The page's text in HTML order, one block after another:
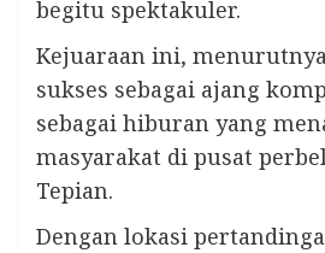
begitu spektakuler.
Kejuaraan ini,
sukses sebagai ajang
sebagai hiburan yang
masyarakat di pusat
Tepian.
Dengan lokasi